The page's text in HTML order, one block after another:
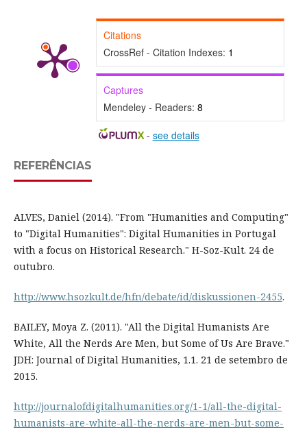
Citations
CrossRef - Citation Indexes: 1
Captures
Mendeley - Readers: 8
- see details
REFERÊNCIAS
ALVES, Daniel (2014). "From "Humanities and Computing"
to "Digital Humanities": Digital Humanities in Portugal
with a focus on Historical Research." H-Soz-Kult. 24 de
outubro.
http://www.hsozkult.de/hfn/debate/id/diskussionen-2455.
BAILEY, Moya Z. (2011). "All the Digital Humanists Are
White, All the Nerds Are Men, but Some of Us Are Brave."
JDH: Journal of Digital Humanities, 1.1. 21 de setembro de
2015.
http://journalofdigitalhumanities.org/1-1/all-the-digital-
humanists-are-white-all-the-nerds-are-men-but-some-